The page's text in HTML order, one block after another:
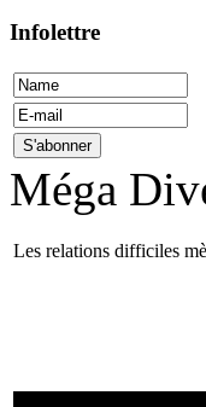
Infolettre
Méga
Les relations difficiles